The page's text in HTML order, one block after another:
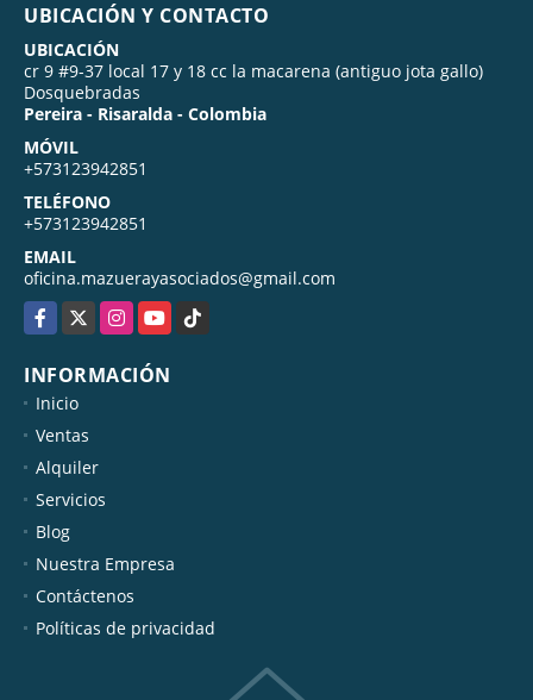
UBICACIÓN Y CONTACTO
UBICACIÓN
cr 9 #9-37 local 17 y 18 cc la macarena (antiguo jota gallo)
Dosquebradas
Pereira - Risaralda - Colombia
MÓVIL
+573123942851
TELÉFONO
+573123942851
EMAIL
oficina.mazuerayasociados@gmail.com
Facebook
X InstagramYouTubeTikTok
INFORMACIÓN
Inicio
Ventas
Alquiler
Servicios
Blog
Nuestra Empresa
Contáctenos
Políticas de privacidad